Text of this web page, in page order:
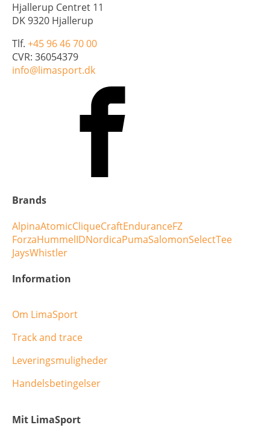
Hjallerup Centret 11
DK 9320 Hjallerup
Tlf. +45 96 46 70 00
CVR: 36054379
info@limasport.dk
Brands
AlpinaAtomicCliqueCraftEnduranceFZ
ForzaHummelIDNordicaPumaSalomonSelectTee
JaysWhistler
Information
Om LimaSport
Track and trace
Leveringsmuligheder
Handelsbetingelser
Mit LimaSport